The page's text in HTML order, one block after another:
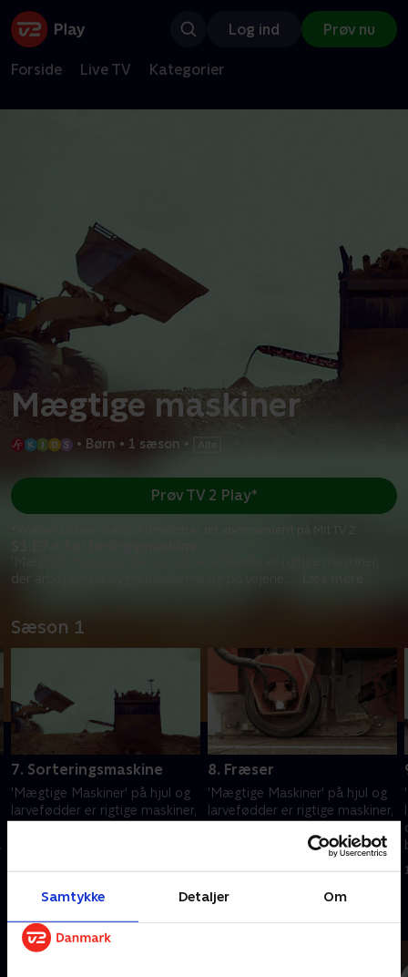
Samtykke Detaljer Om
Log ind Prøv nu
Forside Live TV Kategorier
Mægtige maskiner
• Børn • 1 sæson •
der arbejder på byggepladserne og på vejene.
Prøv TV 2 Play*
Sæson 1
7. Sorteringsmaskine
'Mægtige Maskiner' på hjul og
larvefødder er rigtige maskiner,
1. maj 2023 • 7 min
8. Fræser
'Mægtige Maskiner' på hjul og
larvefødder er rigtige maskiner,
byggepladserne og på vejene.
Maskinerne larmer, ruller, drejer
1. maj 2023 • 6 min
Andre så også